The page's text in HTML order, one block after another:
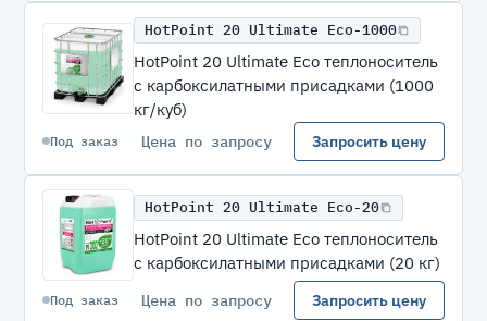
HotPoint 20 Ultimate Eco-1000
HotPoint 20 Ultimate Eco теплоноситель
с карбоксилатными присадками (1000
кг/куб)
Под заказ Цена по запросу Запросить цену
HotPoint 20 Ultimate Eco-20
HotPoint 20 Ultimate Eco теплоноситель
с карбоксилатными присадками (20 кг)
Под заказ Цена по запросу Запросить цену